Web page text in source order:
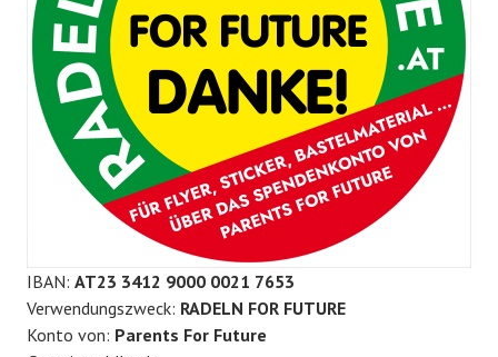
IBAN: AT23 3412 9000 0021 7653
Verwendungszweck: RADELN FOR FUTURE
Konto von: Parents For Future